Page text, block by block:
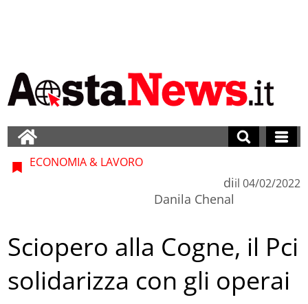
ECONOMIA & LAVORO
di
Danila Chenal
il 04/02/2022
Sciopero alla Cogne, il Pci
solidarizza con gli operai